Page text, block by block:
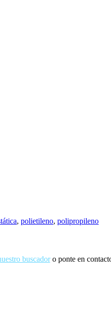
, polietileno, polipropileno
buscadoro ponte en